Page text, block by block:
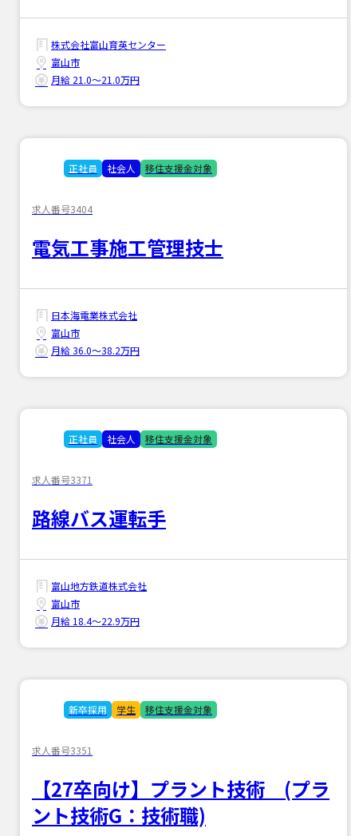
株式会社富山育英センター
富山市
月給 21.0〜21.0万円
正社員 社会人 移住支援金対象
求人番号3404
電気工事施工管理技士
日本海電業株式会社
富山市
月給 36.0〜38.2万円
正社員 社会人 移住支援金対象
求人番号3371
路線バス運転手
富山地方鉄道株式会社
富山市
月給 18.4〜22.9万円
新卒採用 学生 移住支援金対象
求人番号3351
【27卒向け】プラント技術 (プラ
ント技術G：技術職)